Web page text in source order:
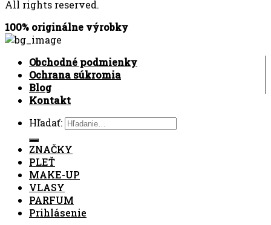
All rights reserved.
100% originálne výrobky
Obchodné podmienky
Ochrana súkromia
Blog
Kontakt
Hľadať:
ZNAČKY
PLEŤ
MAKE-UP
VLASY
PARFUM
Prihlásenie